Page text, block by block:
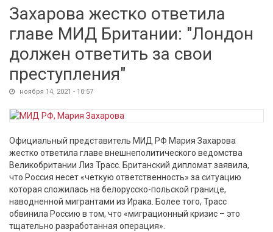
Захарова жестко ответила
главе МИД Британии: "Лондон
должен ответить за свои
преступления"
ноября 14, 2021 - 10:57
Официальный представитель МИД РФ Мария Захарова
жестко ответила главе внешнеполитического ведомства
Великобритании Лиз Трасс. Британский дипломат заявила,
что Россия несет «четкую ответственность» за ситуацию
которая сложилась на белорусско-польской границе,
наводненной мигрантами из Ирака. Более того, Трасс
обвинила Россию в том, что «миграционный кризис – это
тщательно разработанная операция».